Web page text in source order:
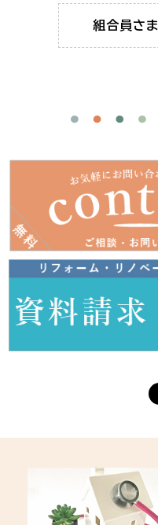
組合員さま